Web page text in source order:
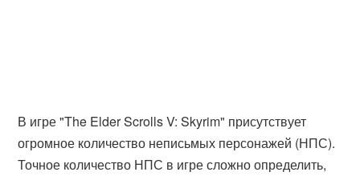
В игре "The Elder Scrolls V: Skyrim" присутствует
огромное количество неписьмых персонажей (НПС).
Точное количество НПС в игре сложно определить,